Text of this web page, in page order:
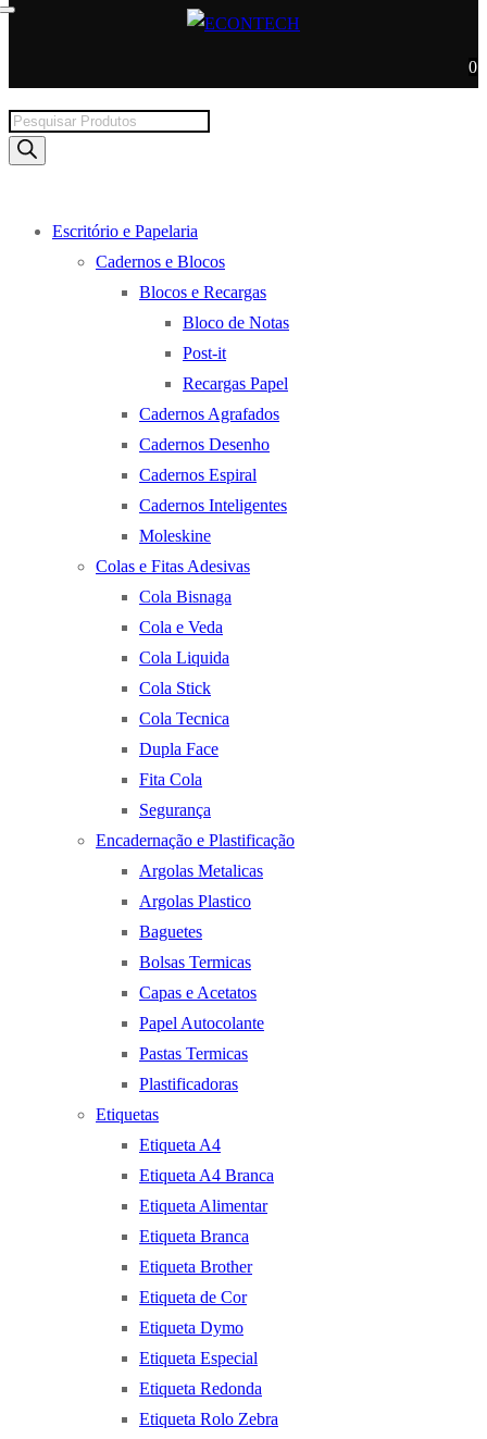
0
Products
search
Escritório e Papelaria
Cadernos e Blocos
Blocos e Recargas
Bloco de Notas
Post-it
Recargas Papel
Cadernos Agrafados
Cadernos Desenho
Cadernos Espiral
Cadernos Inteligentes
Moleskine
Colas e Fitas Adesivas
Cola Bisnaga
Cola e Veda
Cola Liquida
Cola Stick
Cola Tecnica
Dupla Face
Fita Cola
Segurança
Encadernação e Plastificação
Argolas Metalicas
Argolas Plastico
Baguetes
Bolsas Termicas
Capas e Acetatos
Papel Autocolante
Pastas Termicas
Plastificadoras
Etiquetas
Etiqueta A4
Etiqueta A4 Branca
Etiqueta Alimentar
Etiqueta Branca
Etiqueta Brother
Etiqueta de Cor
Etiqueta Dymo
Etiqueta Especial
Etiqueta Redonda
Etiqueta Rolo Zebra